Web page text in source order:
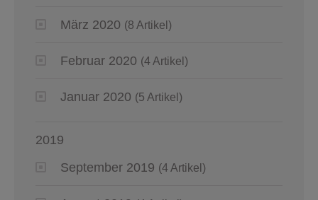
März 2020 (8 Artikel)
Februar 2020 (4 Artikel)
Januar 2020 (5 Artikel)
2019
September 2019 (4 Artikel)